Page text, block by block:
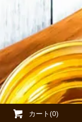
カート(0)